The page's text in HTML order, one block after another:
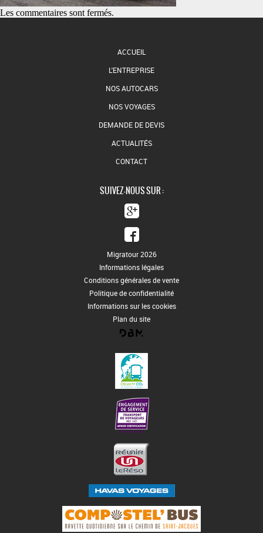
Les commentaires sont fermés.
ACCUEIL
L'ENTREPRISE
NOS AUTOCARS
NOS VOYAGES
DEMANDE DE DEVIS
ACTUALITÉS
CONTACT
SUIVEZ-NOUS SUR :
Migratour 2026
Informations légales
Conditions générales de vente
Politique de confidentialité
Informations sur les cookies
Plan du site